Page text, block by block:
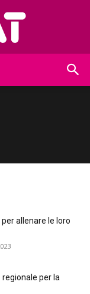
allenare le loro
per la